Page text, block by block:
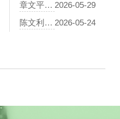
章文平医生：饮食情志失调，是多动症的“后天推手” 2026-05-29
陈文利医生：脾虚湿盛是根源，揭秘小儿泄泻的生理机制 2026-05-24